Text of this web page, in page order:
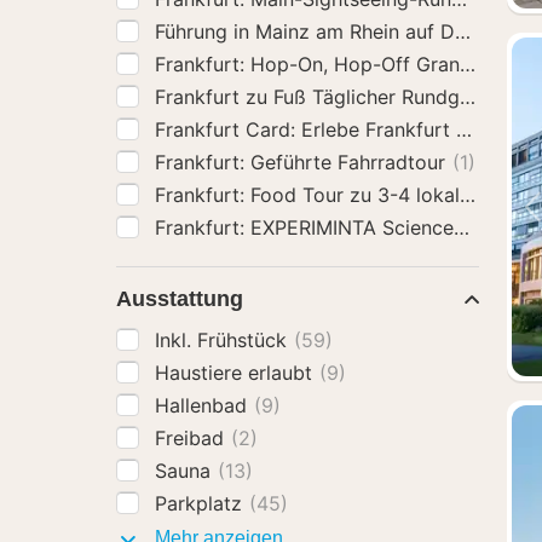
Frankfurt: Geführte Fahrradtour (1)
Frankfurt: Food Tour zu
Frankfurt:
Ausstattung
Inkl. Frühstück (59)
Haustiere erlaubt (9)
Hallenbad (9)
Freibad (2)
Sauna (13)
Parkplatz (45)
Mehr anzeigen